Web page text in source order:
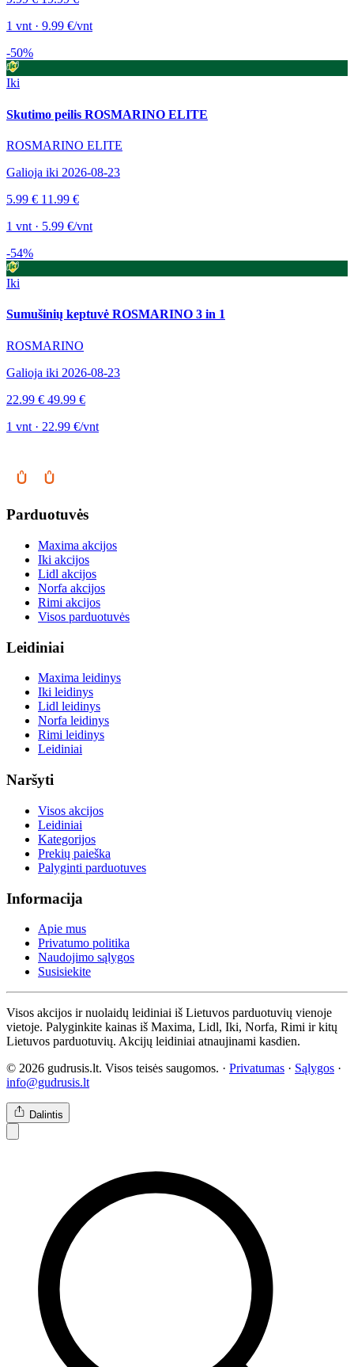
1 vnt · 9.99 €/vnt
-50%
Iki
Skutimo peilis ROSMARINO ELITE
ROSMARINO ELITE
Galioja iki 2026-08-23
5.99 € 11.99 €
1 vnt · 5.99 €/vnt
-54%
Iki
Sumušinių keptuvė ROSMARINO 3 in 1
ROSMARINO
Galioja iki 2026-08-23
22.99 € 49.99 €
1 vnt · 22.99 €/vnt
Parduotuvės
Maxima akcijos
Iki akcijos
Lidl akcijos
Norfa akcijos
Rimi akcijos
Visos parduotuvės
Leidiniai
Maxima leidinys
Iki leidinys
Lidl leidinys
Norfa leidinys
Rimi leidinys
Leidiniai
Naršyti
Visos akcijos
Leidiniai
Kategorijos
Prekių paieška
Palyginti parduotuves
Informacija
Apie mus
Privatumo politika
Naudojimo sąlygos
Susisiekite
Visos akcijos ir nuolaidų leidiniai iš Lietuvos parduotuvių vienoje
vietoje. Palyginkite kainas iš Maxima, Lidl, Iki, Norfa, Rimi ir kitų
Lietuvos parduotuvių. Akcijų leidiniai atnaujinami kasdien.
© 2026 gudrusis.lt. Visos teisės saugomos. · Privatumas · Sąlygos ·
info@gudrusis.lt
Dalintis